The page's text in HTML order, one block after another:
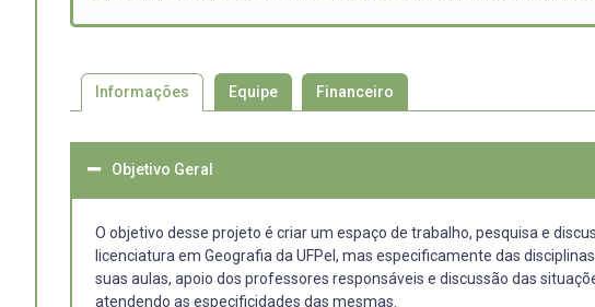
Informações Equipe Financeiro
Objetivo Geral
O objetivo desse projeto é criar um espaço de trabalho, pesquisa e
licenciatura em Geografia da UFPel, mas especificamente das
suas aulas, apoio dos professores responsáveis e discussão das
atendendo as especificidades das mesmas.